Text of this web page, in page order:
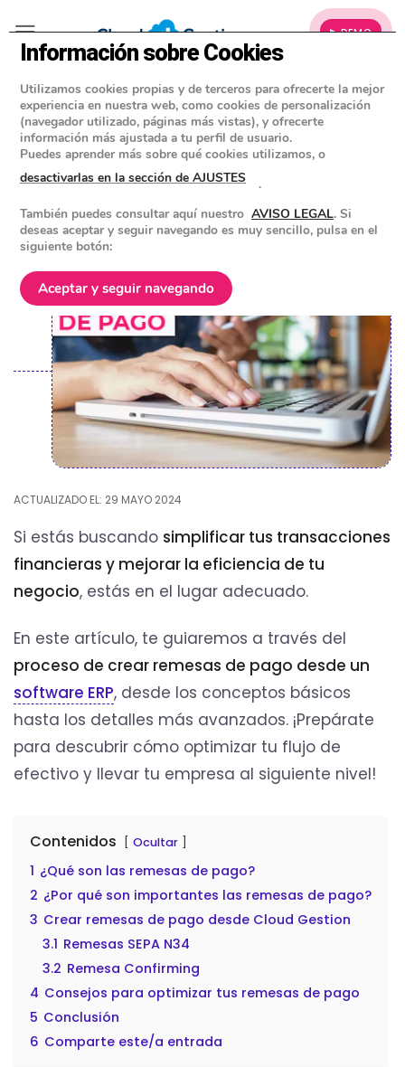
▶ DEMO
BLOG»SOFTWARE DE FACTURACIÓN
Cómo crear remesas de pago con
un software ERP
POSTED ON18 MARZO 2024 BYEQUIPO DE CLOUD GESTION
ACTUALIZADO EL: 29 MAYO 2024
Si estás buscando simplificar tus transacciones
financieras y mejorar la eficiencia de tu
negocio, estás en el lugar adecuado.
En este artículo, te guiaremos a través del
proceso de crear remesas de pago desde un
software ERP, desde los conceptos básicos
hasta los detalles más avanzados. ¡Prepárate
para descubrir cómo optimizar tu flujo de
efectivo y llevar tu empresa al siguiente nivel!
Contenidos Ocultar
1 ¿Qué son las remesas de pago?
2 ¿Por qué son importantes las remesas de pago?
3 Crear remesas de pago desde Cloud Gestion
3.1 Remesas SEPA N34
3.2 Remesa Confirming
4 Consejos para optimizar tus remesas de pago
5 Conclusión
6 Comparte este/a entrada
Información sobre Cookies
Utilizamos cookies propias y de terceros para ofrecerte la mejor
experiencia en nuestra web, como cookies de personalización
(navegador utilizado, páginas más vistas), y ofrecerte
información más ajustada a tu perfil de usuario.
Puedes aprender más sobre qué cookies utilizamos, o
desactivarlas en la sección de AJUSTES
.
También puedes consultar aquí nuestro AVISO LEGAL. Si
deseas aceptar y seguir navegando es muy sencillo, pulsa en el
siguiente botón:
Aceptar y seguir navegando